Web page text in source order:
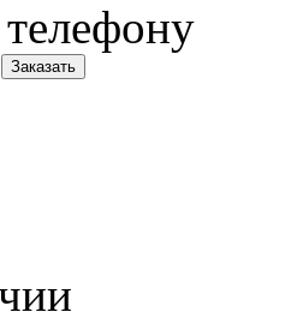
телефону